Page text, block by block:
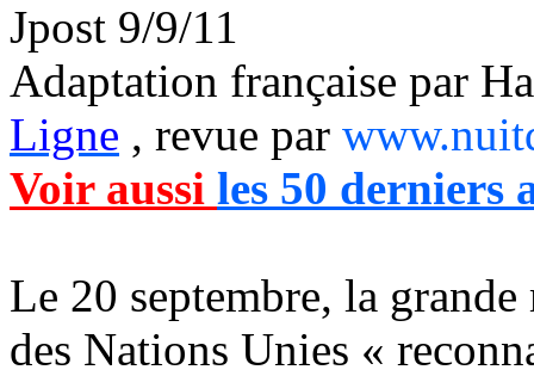
Jpost 9/9/11
Adaptation française par
Ligne , revue par
Voir aussi les 50 derniers
Le 20 septembre, la
des Nations Unies «